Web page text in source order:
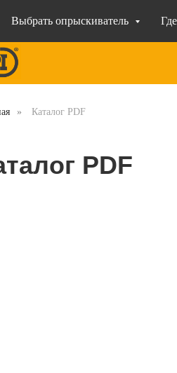
Выбрать опрыскиватель
» Каталог PDF
PDF